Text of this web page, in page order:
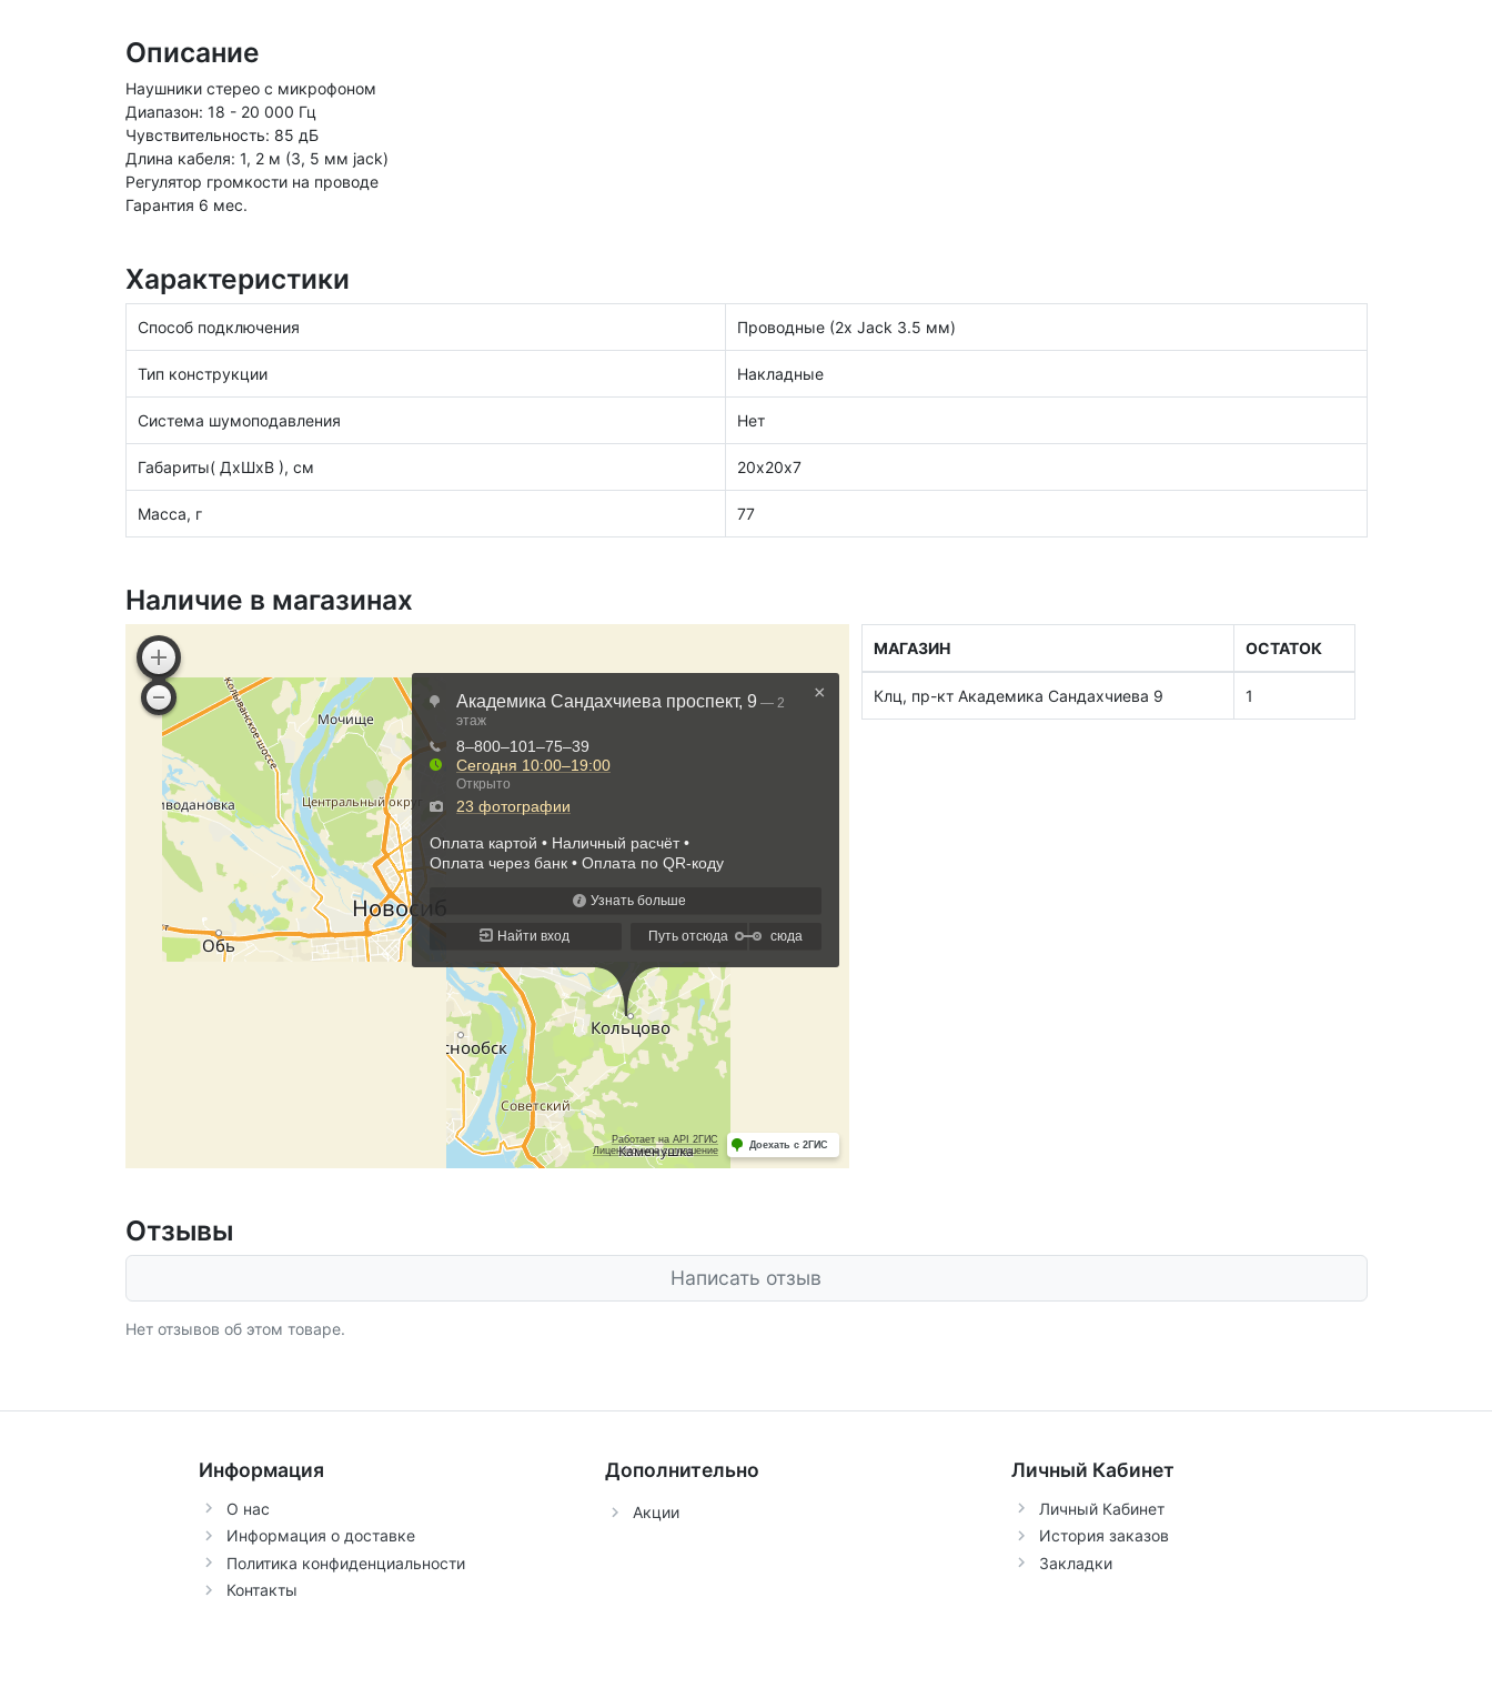
Описание
Наушники стерео с микрофоном
Диапазон: 18 - 20 000 Гц
Чувствительность: 85 дБ
Длина кабеля: 1, 2 м (3, 5 мм jack)
Регулятор громкости на проводе
Гарантия 6 мес.
Характеристики
Способ подключения Проводные (2x Jack 3.5 мм)
Тип конструкции Накладные
Система шумоподавления Нет
Габариты( ДхШхВ ), см 20х20х7
Масса, г 77
Наличие в магазинах
МАГАЗИН ОСТАТОК
Клц, пр-кт Академика Сандахчиева 9 1
Отзывы
Написать отзыв
Нет отзывов об этом товаре.
Информация
О нас
Информация о доставке
Политика конфиденциальности
Контакты
Дополнительно
Акции
Личный Кабинет
Личный Кабинет
История заказов
Закладки